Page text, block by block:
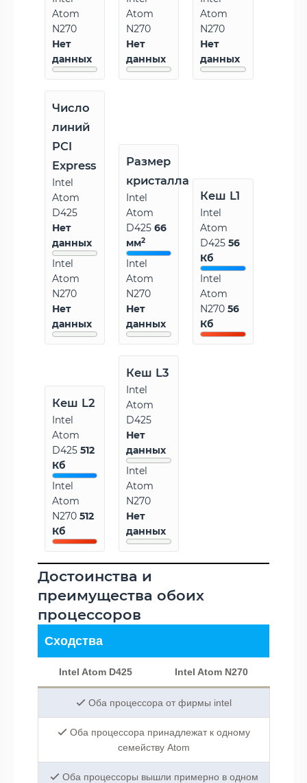
Atom
N270
Нет
данных
Atom
N270
Нет
данных
Atom
N270
Нет
данных
Число
линий
PCI
Express
Intel
Atom
D425
Нет
данных
Intel
Atom
N270
Нет
данных
Размер
кристалла
Intel
Atom
D42566
мм2
Intel
Atom
N270
Нет
данных
Кеш L1
Intel
Atom
D42556
Кб
Intel
Atom
N27056
Кб
Кеш L2
Intel
Atom
D425 512
Кб
Intel
Atom
N270 512
Кб
Кеш L3
Intel
Atom
D425
Нет
данных
Intel
Atom
N270
Нет
данных
Достоинства и
преимущества обоих
процессоров
Сходства
Intel Atom D425 Intel Atom N270
Оба процессора от фирмы intel
Оба процессора принадлежат к одному
семейству Atom
Оба процессоры вышли примерно в одном